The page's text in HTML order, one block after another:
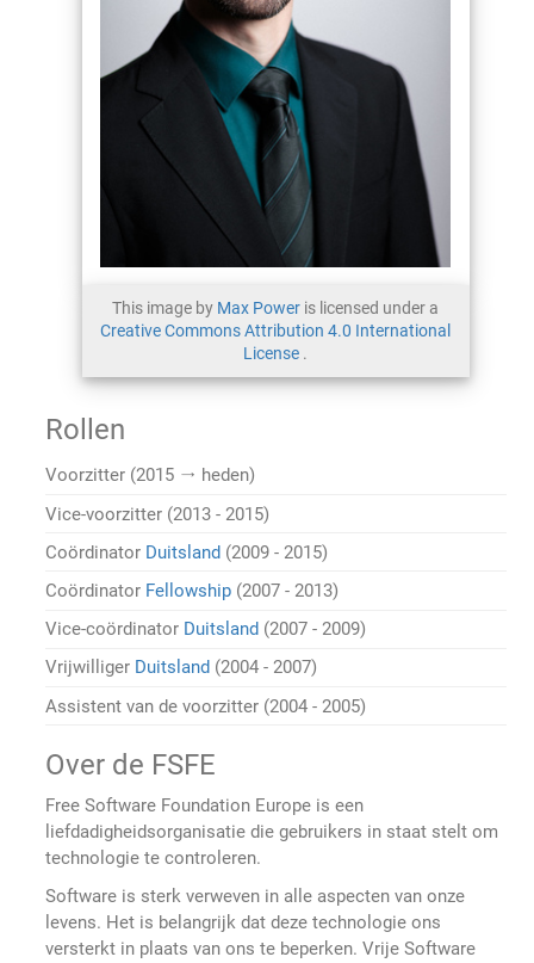
This image by Max Power is licensed under a
Creative Commons Attribution 4.0 International
License .
Rollen
Voorzitter (2015 → heden)
Vice-voorzitter (2013 - 2015)
Coördinator Duitsland (2009 - 2015)
Coördinator Fellowship (2007 - 2013)
Vice-coördinator Duitsland (2007 - 2009)
Vrijwilliger Duitsland (2004 - 2007)
Assistent van de voorzitter (2004 - 2005)
Over de FSFE
Free Software Foundation Europe is een
liefdadigheidsorganisatie die gebruikers in staat stelt om
technologie te controleren.
Software is sterk verweven in alle aspecten van onze
levens. Het is belangrijk dat deze technologie ons
versterkt in plaats van ons te beperken. Vrije Software